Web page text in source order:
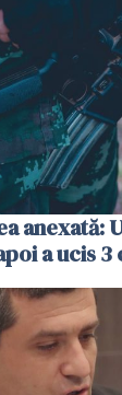
anexată:
a ucis 3